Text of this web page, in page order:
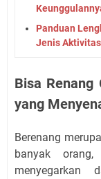
Panduan
Jenis
Bisa Renang
yang
Berenang
banyak
menyegarkan